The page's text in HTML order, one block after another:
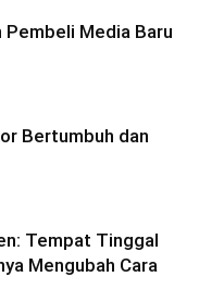
Pembeli Media Baru
Bertumbuh dan
Tempat Tinggal
Mengubah Cara